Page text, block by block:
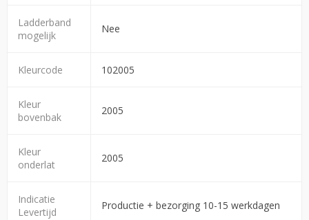
Ladderband
mogelijk
Nee
Kleurcode 102005
Kleur
bovenbak
2005
Kleur
onderlat
2005
Indicatie
Levertijd
Productie + bezorging 10-15 werkdagen